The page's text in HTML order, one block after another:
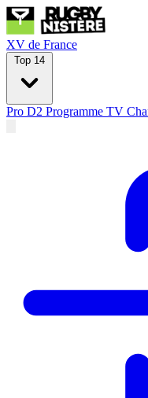
XV de France
Top 14
Pro D2 Programme TV